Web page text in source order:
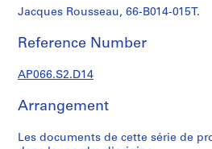
:
r
j
t
s
Jacques Rousseau, 66-B014-015T.
Reference Number
AP066.S2.D14
Arrangement
Les documents de cette série de